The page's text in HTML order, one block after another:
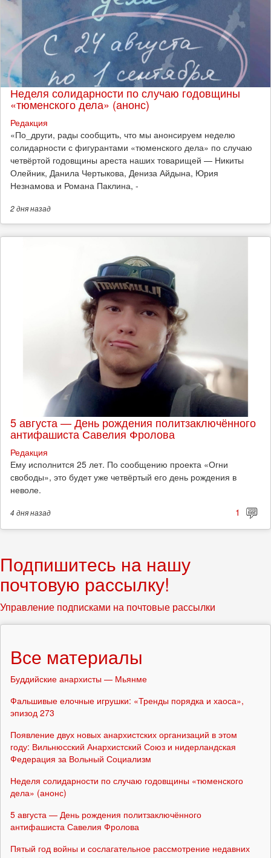
Неделя солидарности по случаю годовщины
«тюменского дела» (анонс)
Редакция
​«По_други, рады сообщить, что мы анонсируем неделю
солидарности с фигурантами «тюменского дела» по случаю
четвёртой годовщины ареста наших товарищей — Никиты
Олейник, Данила Чертыкова, Дениза Айдына, Юрия
Незнамова и Романа Паклина, -
2 дняназад
5 августа — День рождения политзаключённого
антифашиста Савелия Фролова
Редакция
Ему исполнится 25 лет. По сообщению проекта «Огни
свободы», это будет уже четвёртый его день рождения в
неволе.
4 дняназад 1
Подпишитесь на нашу
почтовую рассылку!
Управление подписками на почтовые рассылки
Все материалы
Буддийские анархисты — Мьянме
Фальшивые елочные игрушки: «Тренды порядка и хаоса»,
эпизод 273
Появление двух новых анархистских организаций в этом
году: Вильнюсский Анархистский Союз и нидерландская
Федерация за Вольный Социализм
Неделя солидарности по случаю годовщины «тюменского
дела» (анонс)
5 августа — День рождения политзаключённого
антифашиста Савелия Фролова
Пятый год войны и сослагательное рассмотрение недавних